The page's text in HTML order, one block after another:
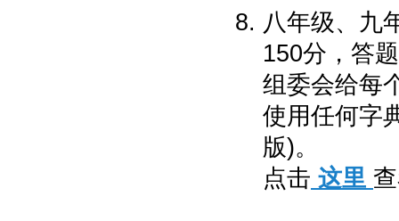
八年级、九
150分，答
组委会给每
使用任何字
版)。
点击 这里